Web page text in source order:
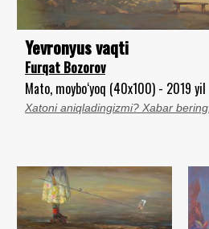
Yevronyus vaqti
Furqat Bozorov
Mato, moybo‘yoq (40x100) - 2019 yil
Xatoni aniqladingizmi? Xabar bering.